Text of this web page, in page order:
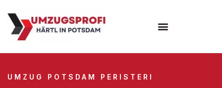
UMZUG POTSDAM PERISTERI